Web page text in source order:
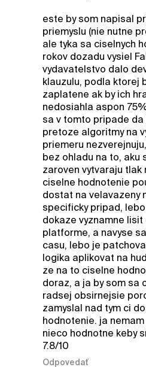
este by som napisal
priemyslu (nie nutne
ale tyka sa ciselnych
rokov dozadu vysiel
vydavatelstvo dalo
klauzulu, podla ktorej
zaplatene ak by ich
nedosiahla aspon
sa v tomto pripade
pretoze algoritmy na
priemeru
bez ohladu na to, aku
zaroven vytvaraju tlak
ciselne hodnotenie
dostat na velavazeny
specificky pripad,
dokaze vyznamne
platforme, a navyse
casu, lebo je
logika aplikovat na
ze na to ciselne
doraz, a ja by som sa
radsej obsirnejsie
zamyslal nad tym ci
hodnotenie. ja
nieco hodnotne keby
7.8/10
Odpovedať